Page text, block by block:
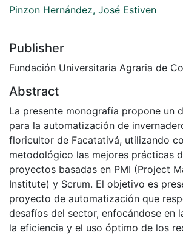
Pinzon Hernández, José Estiven
Publisher
Fundación Universitaria Agraria de
Abstract
La presente monografía propone un
para la automatización de
floricultor de Facatativá, utilizando
metodológico las mejores prácticas
proyectos basadas en PMI (Project
Institute) y Scrum. El objetivo es
proyecto de automatización que
desafíos del sector, enfocándose en
la eficiencia y el uso óptimo de los